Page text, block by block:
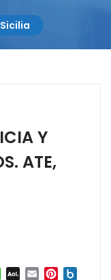
Y
ATE,
WhatsApp
AOL Email Pinterest